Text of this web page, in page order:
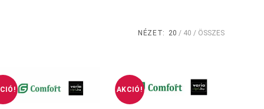
NÉZET: 20 40 ÖSSZES
AKCIÓ!